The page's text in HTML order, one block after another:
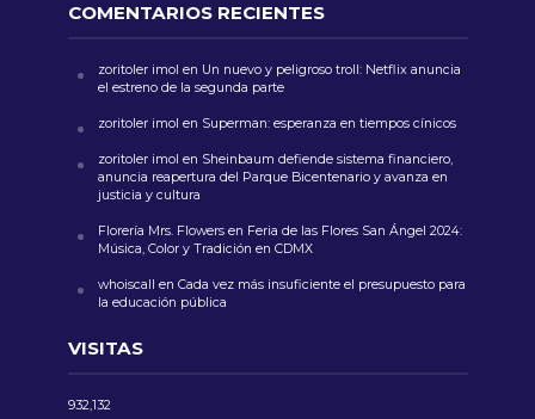
COMENTARIOS RECIENTES
zoritoler imol en Un nuevo y peligroso troll: Netflix anuncia
el estreno de la segunda parte
zoritoler imol en Superman: esperanza en tiempos cínicos
zoritoler imol en Sheinbaum defiende sistema financiero,
anuncia reapertura del Parque Bicentenario y avanza en
justicia y cultura
Florería Mrs. Flowersen Feria de las Flores San Ángel 2024:
Música, Color y Tradición en CDMX
whoiscall en Cada vez más insuficiente el presupuesto para
la educación pública
VISITAS
932,132